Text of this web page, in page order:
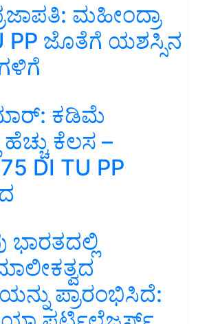
ಮಹೀಂದ್ರಾ
PP ಜೊತೆಗೆ ಯಶಸ್ಸಿನ
ಕಡಿಮೆ
ಕೆಲಸ –
DI TU PP
ಭಾರತದಲ್ಲಿ
ಪ್ರಾರಂಭಿಸಿದೆ: